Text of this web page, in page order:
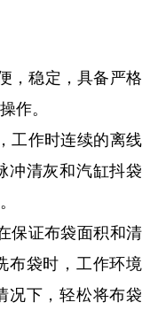
稳定，具备严格
作。
作时连续的离线
冲清灰和汽缸抖袋
证布袋面积和清
布袋时，工作环境
况下，轻松将布袋